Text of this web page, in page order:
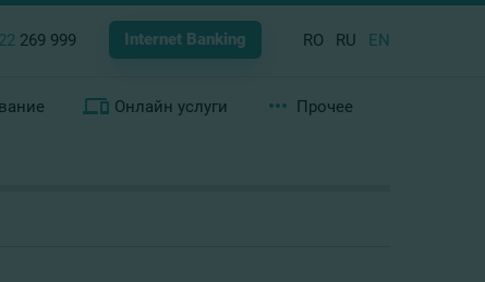
269 999 Internet Banking RO RU EN
Онлайн услуги Прочее